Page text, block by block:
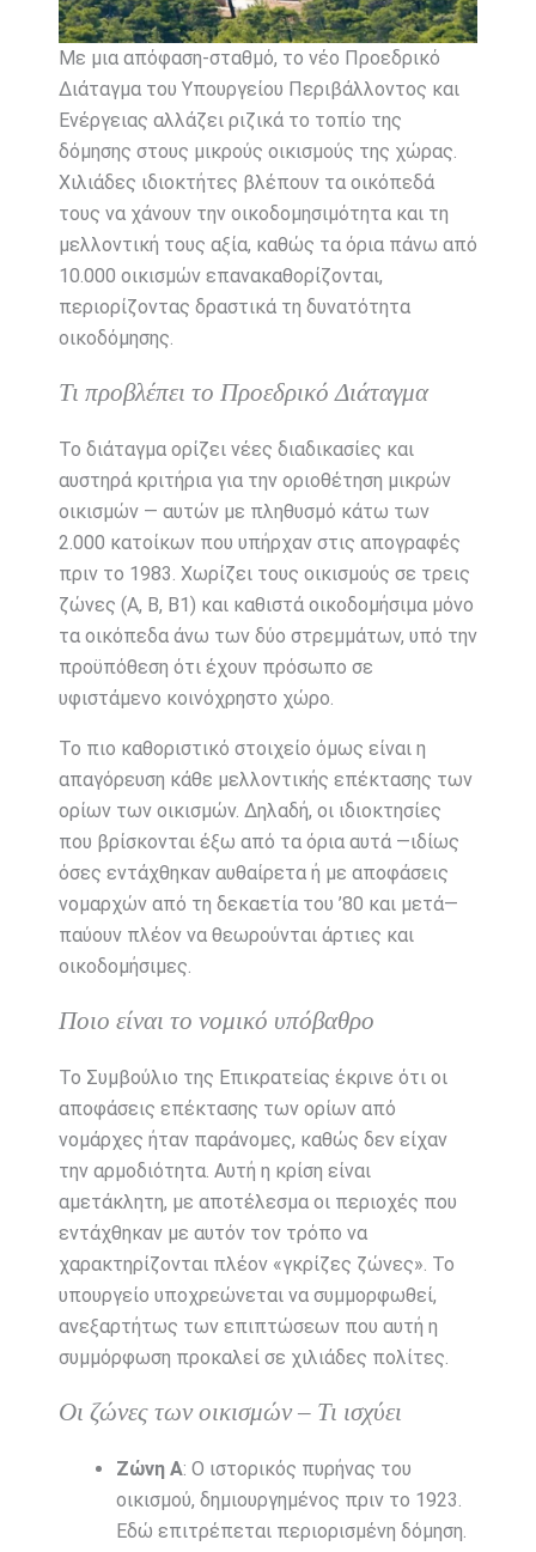
Με μια απόφαση-σταθμό, το νέο Προεδρικό
Διάταγμα του Υπουργείου Περιβάλλοντος και
Ενέργειας αλλάζει ριζικά το τοπίο της
δόμησης στους μικρούς οικισμούς της χώρας.
Χιλιάδες ιδιοκτήτες βλέπουν τα οικόπεδά
τους να χάνουν την οικοδομησιμότητα και τη
μελλοντική τους αξία, καθώς τα όρια πάνω από
10.000 οικισμών επανακαθορίζονται,
περιορίζοντας δραστικά τη δυνατότητα
οικοδόμησης.
Τι προβλέπει το Προεδρικό Διάταγμα
Το διάταγμα ορίζει νέες διαδικασίες και
αυστηρά κριτήρια για την οριοθέτηση μικρών
οικισμών — αυτών με πληθυσμό κάτω των
2.000 κατοίκων που υπήρχαν στις απογραφές
πριν το 1983. Χωρίζει τους οικισμούς σε τρεις
ζώνες (Α, Β, Β1) και καθιστά οικοδομήσιμα μόνο
τα οικόπεδα άνω των δύο στρεμμάτων, υπό την
προϋπόθεση ότι έχουν πρόσωπο σε
υφιστάμενο κοινόχρηστο χώρο.
Το πιο καθοριστικό στοιχείο όμως είναι η
απαγόρευση κάθε μελλοντικής επέκτασης των
ορίων των οικισμών. Δηλαδή, οι ιδιοκτησίες
που βρίσκονται έξω από τα όρια αυτά —ιδίως
όσες εντάχθηκαν αυθαίρετα ή με αποφάσεις
νομαρχών από τη δεκαετία του ’80 και μετά—
παύουν πλέον να θεωρούνται άρτιες και
οικοδομήσιμες.
Ποιο είναι το νομικό υπόβαθρο
Το Συμβούλιο της Επικρατείας έκρινε ότι οι
αποφάσεις επέκτασης των ορίων από
νομάρχες ήταν παράνομες, καθώς δεν είχαν
την αρμοδιότητα. Αυτή η κρίση είναι
αμετάκλητη, με αποτέλεσμα οι περιοχές που
εντάχθηκαν με αυτόν τον τρόπο να
χαρακτηρίζονται πλέον «γκρίζες ζώνες». Το
υπουργείο υποχρεώνεται να συμμορφωθεί,
ανεξαρτήτως των επιπτώσεων που αυτή η
συμμόρφωση προκαλεί σε χιλιάδες πολίτες.
Οι ζώνες των οικισμών – Τι ισχύει
Ζώνη Α: Ο ιστορικός πυρήνας του
οικισμού, δημιουργημένος πριν το 1923.
Εδώ επιτρέπεται περιορισμένη δόμηση.